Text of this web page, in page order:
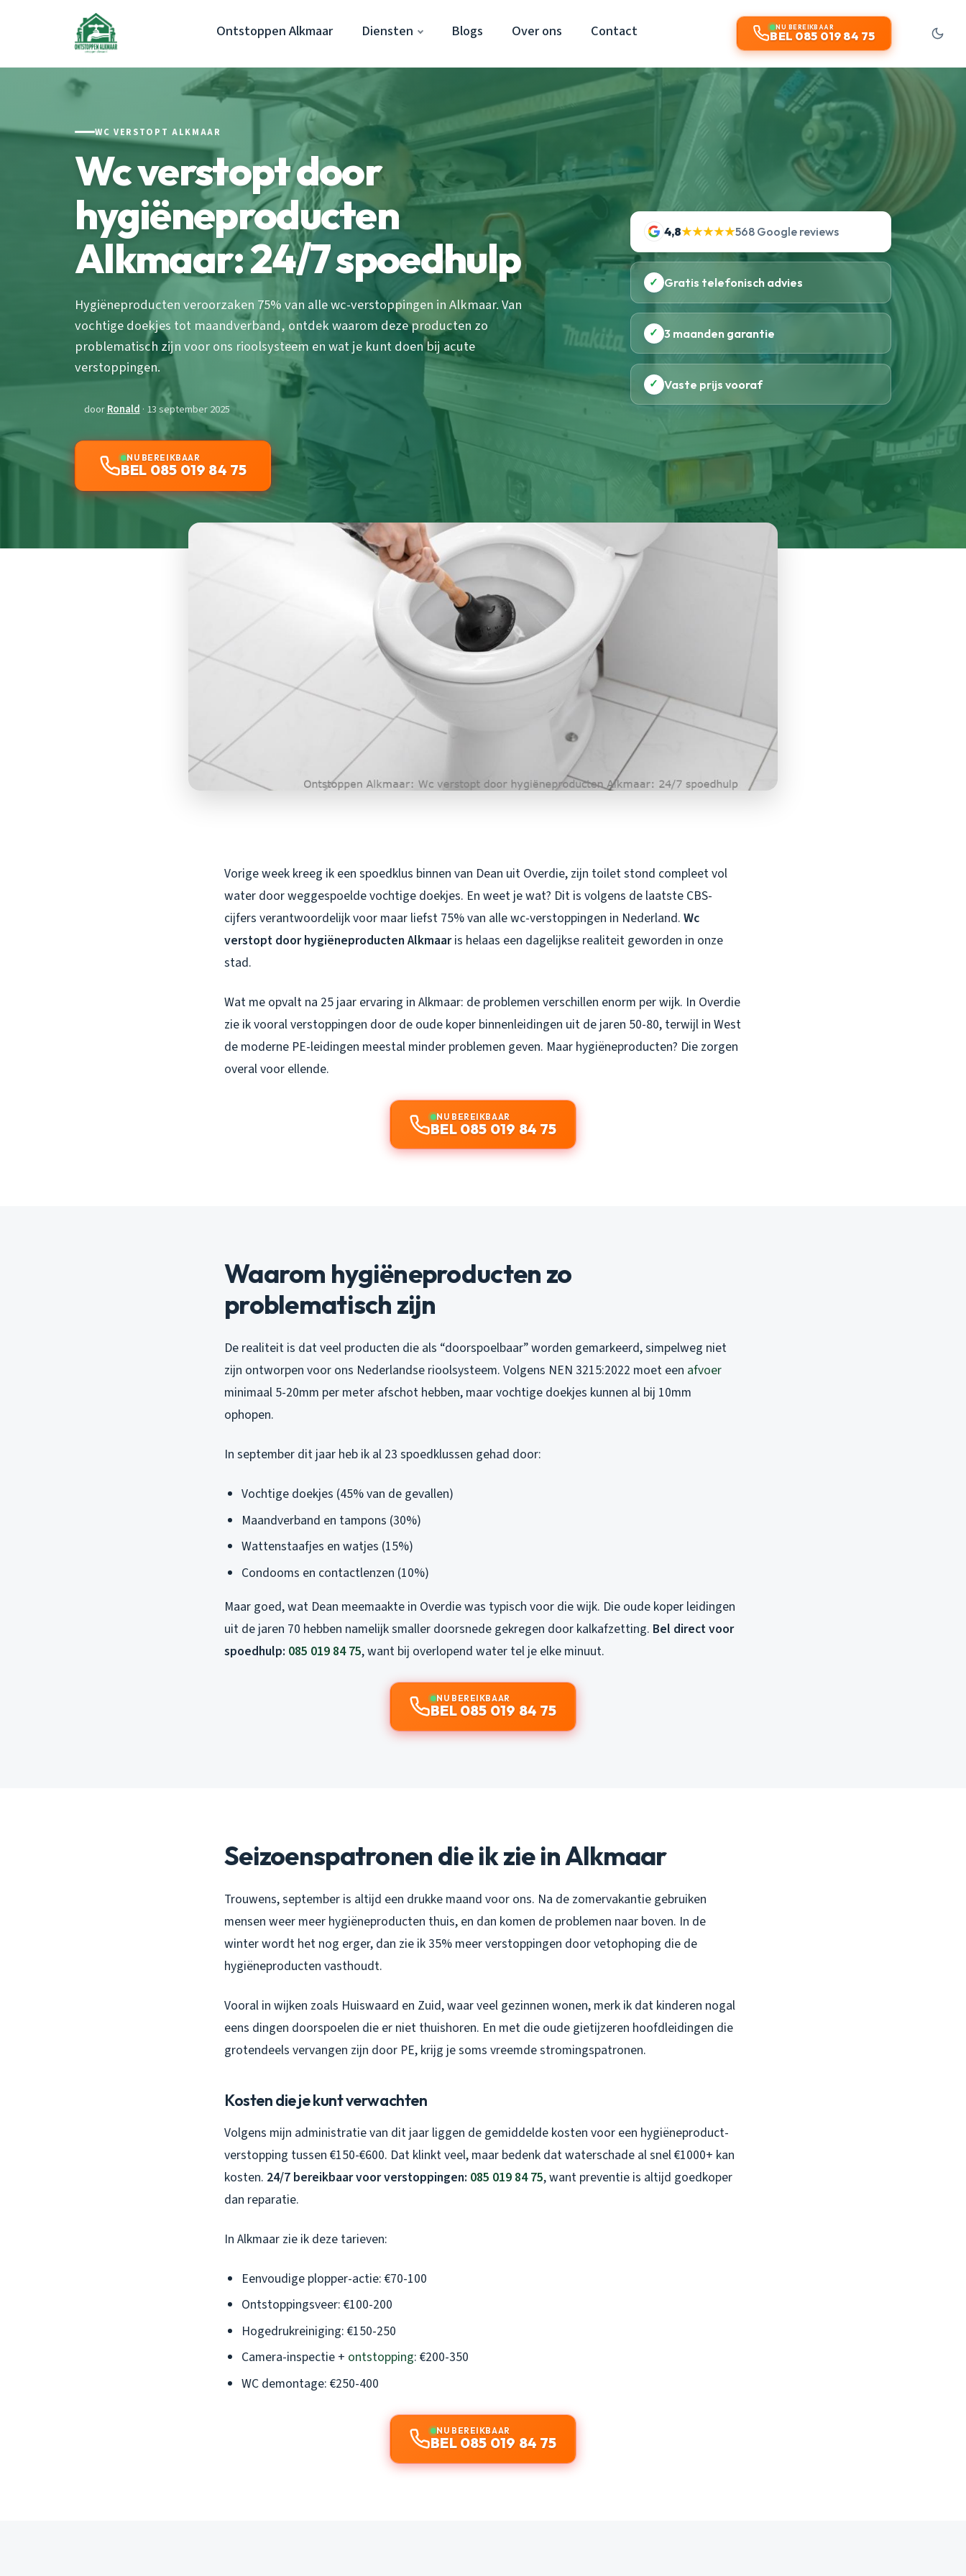
Ontstoppen Alkmaar Diensten Blogs Over ons Contact NU BEREIKBAAR
BEL 085 019 84 75
WC VERSTOPT ALKMAAR
Wc verstopt door
hygiëneproducten
Alkmaar: 24/7 spoedhulp
Hygiëneproducten veroorzaken 75% van alle wc-verstoppingen in Alkmaar. Van
vochtige doekjes tot maandverband, ontdek waarom deze producten zo
problematisch zijn voor ons rioolsysteem en wat je kunt doen bij acute
verstoppingen.
doorRonald · 13 september 2025
NU BEREIKBAAR
BEL 085 019 84 75
4,8★★★★★568 Google reviews
✓ Gratis telefonisch advies
✓ 3 maanden garantie
✓ Vaste prijs vooraf
Vorige week kreeg ik een spoedklus binnen van Dean uit Overdie, zijn toilet stond compleet vol
water door weggespoelde vochtige doekjes. En weet je wat? Dit is volgens de laatste CBS-
cijfers verantwoordelijk voor maar liefst 75% van alle wc-verstoppingen in Nederland. Wc
verstopt door hygiëneproducten Alkmaaris helaas een dagelijkse realiteit geworden in onze
stad.
Wat me opvalt na 25 jaar ervaring in Alkmaar: de problemen verschillen enorm per wijk. In Overdie
zie ik vooral verstoppingen door de oude koper binnenleidingen uit de jaren 50-80, terwijl in West
de moderne PE-leidingen meestal minder problemen geven. Maar hygiëneproducten? Die zorgen
overal voor ellende.
NU BEREIKBAAR
BEL 085 019 84 75
Waarom hygiëneproducten zo
problematisch zijn
De realiteit is dat veel producten die als “doorspoelbaar” worden gemarkeerd, simpelweg niet
zijn ontworpen voor ons Nederlandse rioolsysteem. Volgens NEN 3215:2022 moet een afvoer
minimaal 5-20mm per meter afschot hebben, maar vochtige doekjes kunnen al bij 10mm
ophopen.
In september dit jaar heb ik al 23 spoedklussen gehad door:
Vochtige doekjes (45% van de gevallen)
Maandverband en tampons (30%)
Wattenstaafjes en watjes (15%)
Condooms en contactlenzen (10%)
Maar goed, wat Dean meemaakte in Overdie was typisch voor die wijk. Die oude koper leidingen
uit de jaren 70 hebben namelijk smaller doorsnede gekregen door kalkafzetting. Bel direct voor
spoedhulp: 085 019 84 75, want bij overlopend water tel je elke minuut.
NU BEREIKBAAR
BEL 085 019 84 75
Seizoenspatronen die ik zie in Alkmaar
Trouwens, september is altijd een drukke maand voor ons. Na de zomervakantie gebruiken
mensen weer meer hygiëneproducten thuis, en dan komen de problemen naar boven. In de
winter wordt het nog erger, dan zie ik 35% meer verstoppingen door vetophoping die de
hygiëneproducten vasthoudt.
Vooral in wijken zoals Huiswaard en Zuid, waar veel gezinnen wonen, merk ik dat kinderen nogal
eens dingen doorspoelen die er niet thuishoren. En met die oude gietijzeren hoofdleidingen die
grotendeels vervangen zijn door PE, krijg je soms vreemde stromingspatronen.
Kosten die je kunt verwachten
Volgens mijn administratie van dit jaar liggen de gemiddelde kosten voor een hygiëneproduct-
verstopping tussen €150-€600. Dat klinkt veel, maar bedenk dat waterschade al snel €1000+ kan
kosten. 24/7 bereikbaar voor verstoppingen: 085 019 84 75, want preventie is altijd goedkoper
dan reparatie.
In Alkmaar zie ik deze tarieven:
Eenvoudige plopper-actie: €70-100
Ontstoppingsveer: €100-200
Hogedrukreiniging: €150-250
Camera-inspectie + ontstopping: €200-350
WC demontage: €250-400
NU BEREIKBAAR
BEL 085 019 84 75